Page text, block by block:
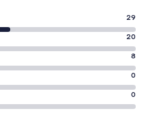
29
20
8
0
0